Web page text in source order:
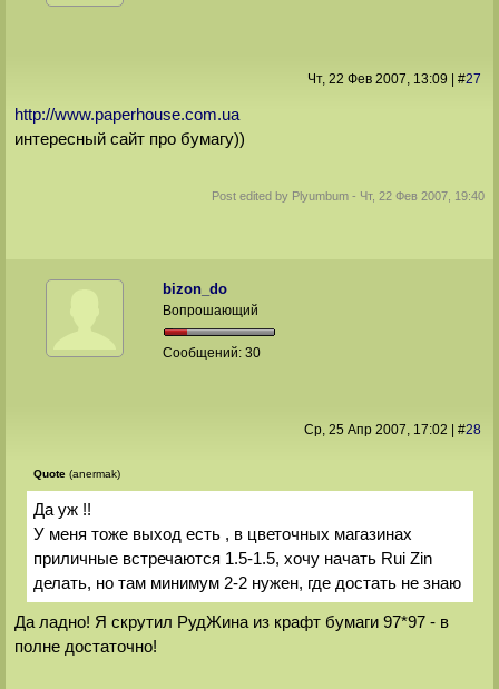
Чт, 22 Фев 2007, 13:09 #27
http://www.paperhouse.com.ua
интересный сайт про бумагу))
Post edited by Plyumbum - Чт, 22 Фев 2007, 19:40
bizon_do
Вопрошающий
Сообщений:30
Ср, 25 Апр 2007, 17:02 #28
Quote(anermak)
Да уж !!
У меня тоже выход есть , в цветочных магазинах
приличные встречаются 1.5-1.5, хочу начать Rui Zin
делать, но там минимум 2-2 нужен, где достать не знаю
Да ладно! Я скрутил РудЖина из крафт бумаги 97*97 - в
полне достаточно!